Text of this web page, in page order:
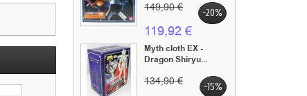
149,90 € -20%
119,92 €
Myth cloth EX -
Dragon Shiryu...
134,90 € -15%